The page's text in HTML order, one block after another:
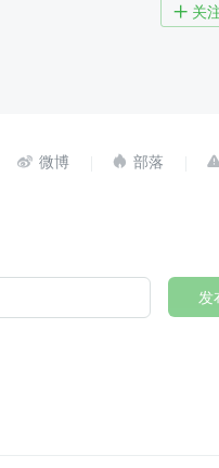
 关
 
发